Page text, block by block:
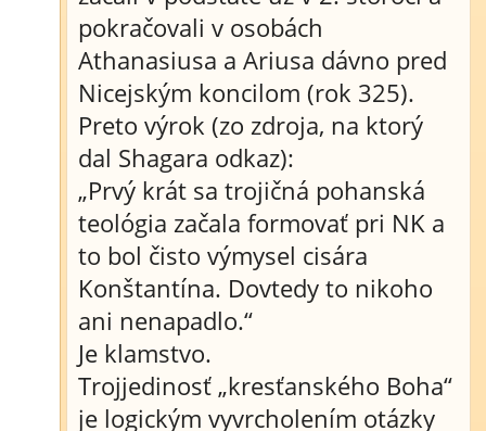
pokračovali v osobách
Athanasiusa a Ariusa dávno pred
Nicejským koncilom (rok 325).
Preto výrok (zo zdroja, na ktorý
dal Shagara odkaz):
„Prvý krát sa trojičná pohanská
teológia začala formovať pri NK a
to bol čisto výmysel cisára
Konštantína. Dovtedy to nikoho
ani nenapadlo.“
Je klamstvo.
Trojjedinosť „kresťanského Boha“
je logickým vyvrcholením otázky